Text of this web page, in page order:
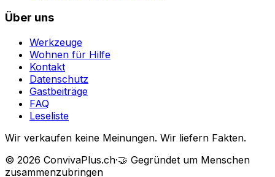
Über uns
Werkzeuge
Wohnen für Hilfe
Kontakt
Datenschutz
Gastbeiträge
FAQ
Leseliste
Wir verkaufen keine Meinungen. Wir liefern Fakten.
© 2026 ConvivaPlus.ch·🤝 Gegründet um Menschen
zusammenzubringen